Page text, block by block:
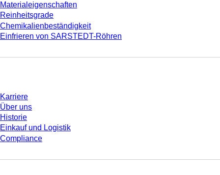
Materialeigenschaften
Reinheitsgrade
Chemikalienbeständigkeit
Einfrieren von SARSTEDT-Röhren
Karriere
Über uns
Historie
Einkauf und Logistik
Compliance